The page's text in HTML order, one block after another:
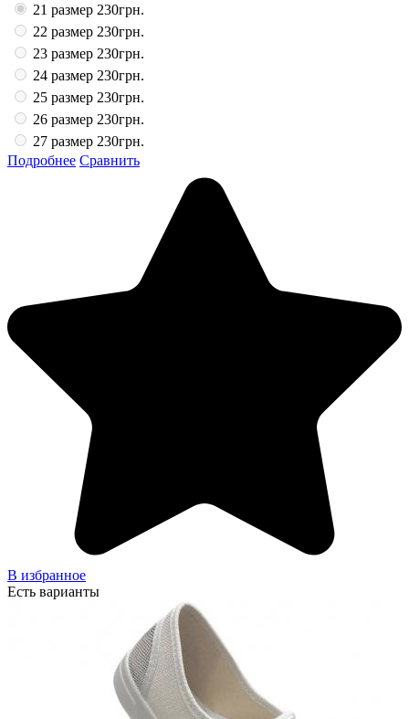
21 размер 230грн.
22 размер 230грн.
23 размер 230грн.
24 размер 230грн.
25 размер 230грн.
26 размер 230грн.
27 размер 230грн.
Подробнее Сравнить
В избранное
Есть варианты